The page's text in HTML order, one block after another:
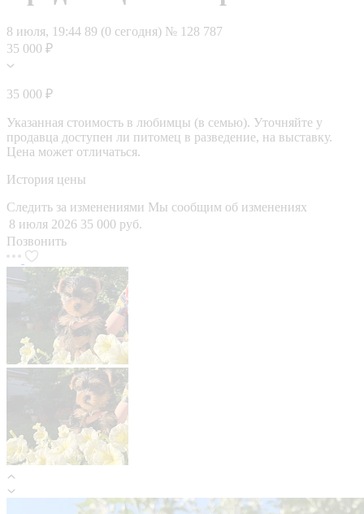
8 июля, 19:44 89 (0 сегодня) № 128 787
35 000 ₽
35 000 ₽
Указанная стоимость в любимцы (в семью). Уточняйте у
продавца доступен ли питомец в разведение, на выставку.
Цена может отличаться.
История цены
Следить за изменениями Мы сообщим об изменениях
8 июля 2026 35 000 руб.
Позвонить